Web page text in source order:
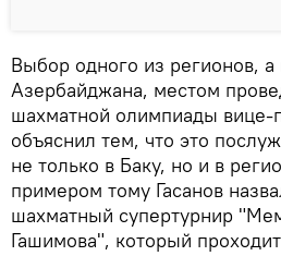
Выбор одного из регионов,
Азербайджана, местом
шахматной олимпиады вице-
объяснил тем, что это
не только в Баку, но и в
примером тому Гасанов
шахматный супертурнир
Гашимова", который